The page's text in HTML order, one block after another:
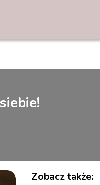
Zobacz także: